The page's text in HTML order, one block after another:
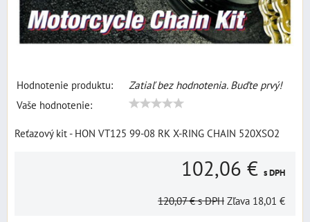
Hodnotenie produktu:
Zatiaľ bez hodnotenia. Buďte prvý!
Vaše hodnotenie:
Reťazový kit - HON VT125 99-08 RK X-RING CHAIN 520XSO2
102,06 € s DPH
120,07 € s DPH Zľava 18,01 €